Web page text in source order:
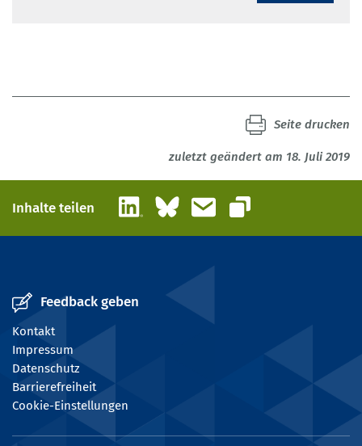
zuletzt geändert am 18. Juli 2019
Seite drucken
Inhalte teilen LinkedInBlueskyE-Mail
Link kopieren
Feedback geben
Kontakt
Impressum
Datenschutz
Barrierefreiheit
Cookie-Einstellungen